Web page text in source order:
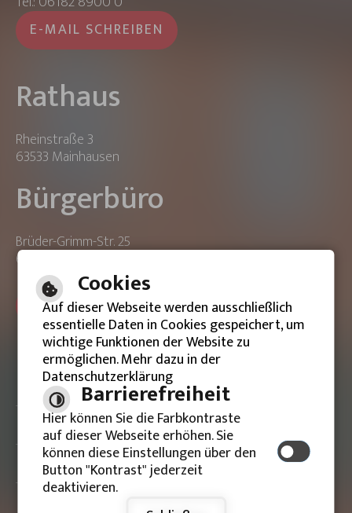
E-MAIL SCHREIBEN
Rathaus
Rheinstraße 3
63533 Mainhausen
Bürgerbüro
Brüder-Grimm-Str. 25
63533 Mainhausen
ONLINE-TERMIN BUCHEN
Barrierefreie Ansicht
Impressum
Datenschutzerklärung
Cookies
Auf dieser Webseite werden ausschließlich
essentielle Daten in Cookies gespeichert, um
wichtige Funktionen der Website zu
ermöglichen. Mehr dazu in der
Datenschutzerklärung
Barrierefreiheit
Hier können Sie die Farbkontraste
auf dieser Webseite erhöhen. Sie
können diese Einstellungen über den
Button "Kontrast" jederzeit
deaktivieren.